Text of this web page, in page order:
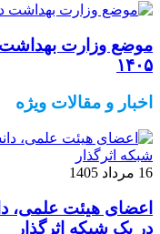
موضع وزارت
۱۴۰۵
اخبار و مقالات ویژه
16 مرداد 1405
اعضای هیئت علمی،
در یک شبکه‌ اثرگذار